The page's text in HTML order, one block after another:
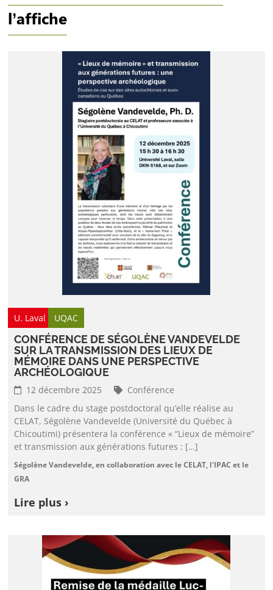
l’affiche
U. Laval UQAC
CONFÉRENCE DE SÉGOLÈNE VANDEVELDE
SUR LA TRANSMISSION DES LIEUX DE
MÉMOIRE DANS UNE PERSPECTIVE
ARCHÉOLOGIQUE
12 décembre 2025
Conférence
Dans le cadre du stage postdoctoral qu’elle réalise au
CELAT, Ségolène Vandevelde (Université du Québec à
Chicoutimi) présentera la conférence « “Lieux de mémoire”
et transmission aux générations futures : […]
Ségolène Vandevelde, en collaboration avec le CELAT, l'IPAC et le
GRA
Lire plus ›